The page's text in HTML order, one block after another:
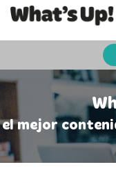
el mejor